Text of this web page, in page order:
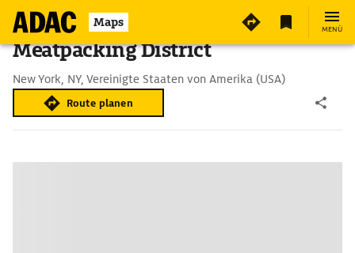
Maps MENÜ
Meatpacking District
New York, NY, Vereinigte Staaten von Amerika (USA)
Route planen